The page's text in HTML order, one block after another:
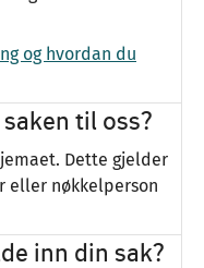
og hvordan du
til oss?
Dette gjelder
eller nøkkelperson
inn din sak?